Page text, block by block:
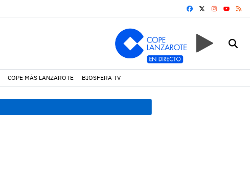
FACEBOOK
YOUTUBE
COPE MÁS LANZAROTE BIOSFERA TV